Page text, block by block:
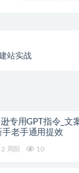
站实战
专用GPT指令_文
手老手通用提效
2 周前 10